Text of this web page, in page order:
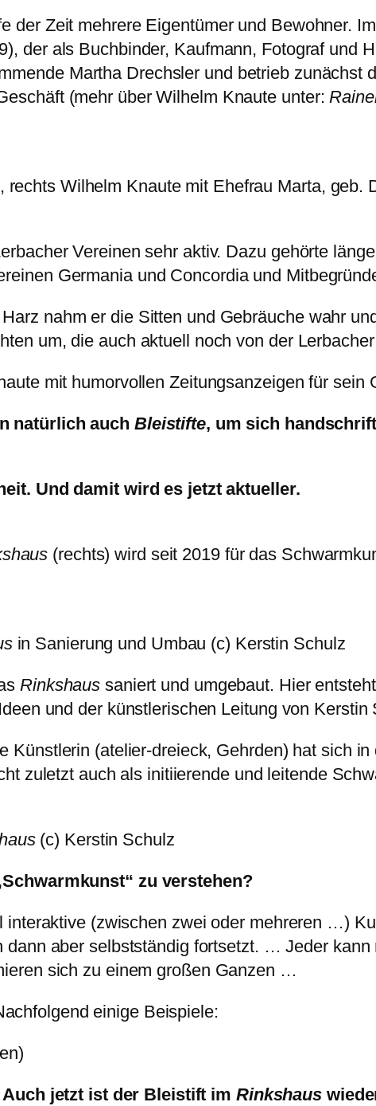
der Zeit mehrere Eigentümer und Bewohner.
der als Buchbinder, Kaufmann, Fotograf und
Martha Drechsler und betrieb zunächst
(mehr über Wilhelm Knaute unter:
rechts Wilhelm Knaute mit Ehefrau Marta, geb.
Vereinen sehr aktiv. Dazu gehörte
Germania und Concordia und
nahm er die Sitten und Gebräuche wahr
um, die auch aktuell noch von der
mit humorvollen Zeitungsanzeigen für sein
natürlich auch Bleistifte, um sich
Und damit wird es jetzt aktueller.
(rechts) wird seit 2019 für das
in Sanierung und Umbau (c) Kerstin Schulz
Rinkshaus saniert und umgebaut. Hier
und der künstlerischen Leitung von Kerstin
Künstlerin (atelier-dreieck, Gehrden) hat sich
zuletzt auch als initiierende und leitende
(c) Kerstin Schulz
zu verstehen?
interaktive (zwischen zwei oder mehreren …)
dann aber selbstständig fortsetzt. … Jeder kann
sich zu einem großen Ganzen …
einige Beispiele:
jetzt ist der Bleistift im Rinkshaus